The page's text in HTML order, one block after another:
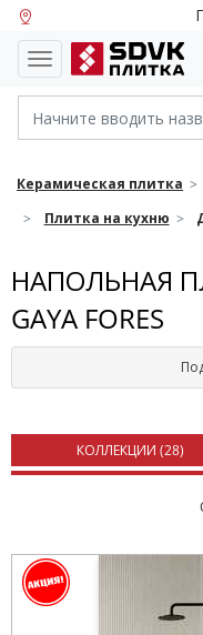
Керамическая плитка
Плитка на кухню
НАПОЛЬНАЯ
GAYA FORES
КОЛЛЕКЦИИ (28)